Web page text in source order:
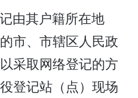
由其户籍所在地
市、市辖区人民政
采取网络登记的方
登记站（点）现场